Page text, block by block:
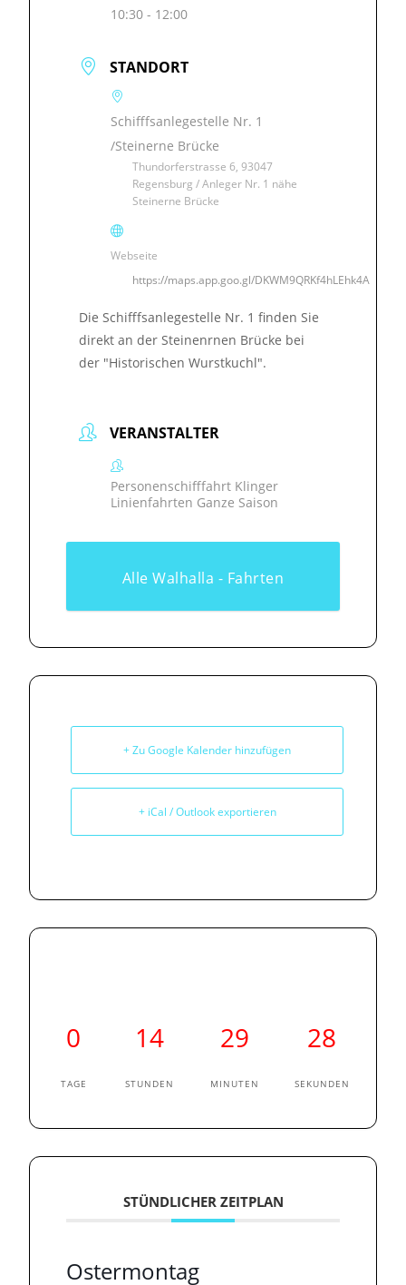
10:30 - 12:00
STANDORT
Schifffsanlegestelle Nr. 1
/Steinerne Brücke
Thundorferstrasse 6, 93047
Regensburg / Anleger Nr. 1 nähe
Steinerne Brücke
Webseite
https://maps.app.goo.gl/DKWM9QRKf4hLEhk4A
Die Schifffsanlegestelle Nr. 1 finden Sie
direkt an der Steinenrnen Brücke bei
der "Historischen Wurstkuchl".
VERANSTALTER
Personenschifffahrt Klinger
Linienfahrten Ganze Saison
Alle Walhalla - Fahrten
+ Zu Google Kalender hinzufügen
+ iCal / Outlook exportieren
0
TAGE
14
STUNDEN
29
MINUTEN
27
SEKUNDEN
STÜNDLICHER ZEITPLAN
Ostermontag